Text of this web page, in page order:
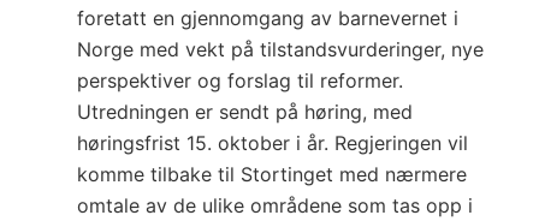
foretatt en gjennomgang av barnevernet i
Norge med vekt på tilstandsvurderinger, nye
perspektiver og forslag til reformer.
Utredningen er sendt på høring, med
høringsfrist 15. oktober i år. Regjeringen vil
komme tilbake til Stortinget med nærmere
omtale av de ulike områdene som tas opp i